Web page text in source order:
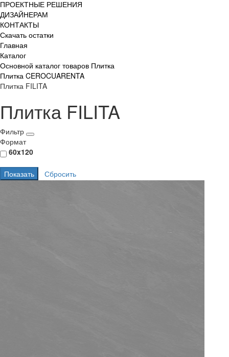
ПРОЕКТНЫЕ РЕШЕНИЯ
ДИЗАЙНЕРАМ
КОНТАКТЫ
Скачать остатки
Главная
Каталог
Основной каталог товаров Плитка
Плитка CEROCUARENTA
Плитка FILITA
Плитка FILITA
Фильтр
Формат
60x120